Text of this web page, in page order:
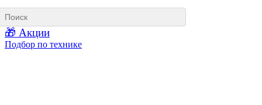
🎁 Акции
Подбор по технике